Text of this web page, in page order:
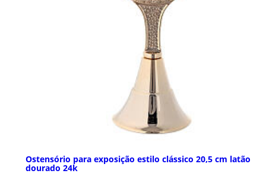
Ostensório para exposição estilo clássico 20,5 cm latão
dourado 24k